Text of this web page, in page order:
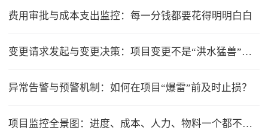
费用审批与成本支出监控：每一分钱都要花得明明白白
变更请求发起与变更决策：项目变更不是“洪水猛兽”，但要管住流程
异常告警与预警机制：如何在项目“爆雷”前及时止损？
项目监控全景图：进度、成本、人力、物料一个都不能少